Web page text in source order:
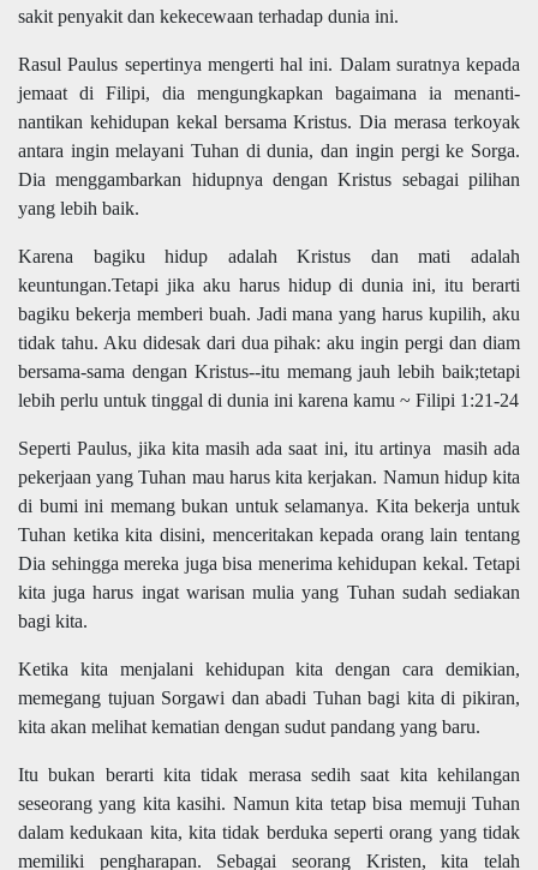
sakit penyakit dan kekecewaan terhadap dunia ini.
Rasul Paulus sepertinya mengerti hal ini. Dalam suratnya kepada
jemaat di Filipi, dia mengungkapkan bagaimana ia menanti-
nantikan kehidupan kekal bersama Kristus. Dia merasa terkoyak
antara ingin melayani Tuhan di dunia, dan ingin pergi ke Sorga.
Dia menggambarkan hidupnya dengan Kristus sebagai pilihan
yang lebih baik.
Karena bagiku hidup adalah Kristus dan mati adalah
keuntungan.Tetapi jika aku harus hidup di dunia ini, itu berarti
bagiku bekerja memberi buah. Jadi mana yang harus kupilih, aku
tidak tahu. Aku didesak dari dua pihak: aku ingin pergi dan diam
bersama-sama dengan Kristus--itu memang jauh lebih baik;tetapi
lebih perlu untuk tinggal di dunia ini karena kamu ~ Filipi 1:21-24
Seperti Paulus, jika kita masih ada saat ini, itu artinya masih ada
pekerjaan yang Tuhan mau harus kita kerjakan. Namun hidup kita
di bumi ini memang bukan untuk selamanya. Kita bekerja untuk
Tuhan ketika kita disini, menceritakan kepada orang lain tentang
Dia sehingga mereka juga bisa menerima kehidupan kekal. Tetapi
kita juga harus ingat warisan mulia yang Tuhan sudah sediakan
bagi kita.
Ketika kita menjalani kehidupan kita dengan cara demikian,
memegang tujuan Sorgawi dan abadi Tuhan bagi kita di pikiran,
kita akan melihat kematian dengan sudut pandang yang baru.
Itu bukan berarti kita tidak merasa sedih saat kita kehilangan
seseorang yang kita kasihi. Namun kita tetap bisa memuji Tuhan
dalam kedukaan kita, kita tidak berduka seperti orang yang tidak
memiliki pengharapan. Sebagai seorang Kristen, kita telah